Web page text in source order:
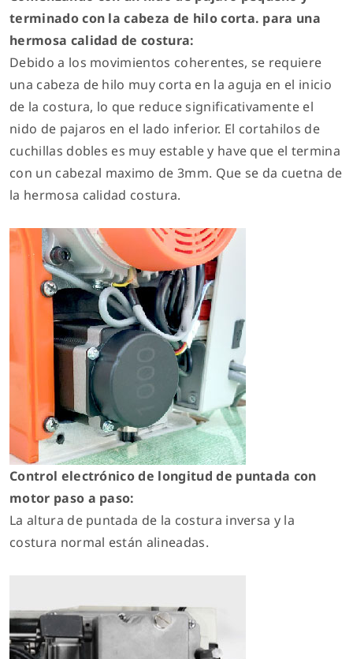
terminado con la cabeza de hilo corta. para una
hermosa calidad de costura:
Debido a los movimientos coherentes, se requiere
una cabeza de hilo muy corta en la aguja en el inicio
de la costura, lo que reduce significativamente el
nido de pajaros en el lado inferior. El cortahilos de
cuchillas dobles es muy estable y have que el termina
con un cabezal maximo de 3mm. Que se da cuetna de
la hermosa calidad costura.
Control electrónico de longitud de puntada con
motor paso a paso:
La altura de puntada de la costura inversa y la
costura normal están alineadas.